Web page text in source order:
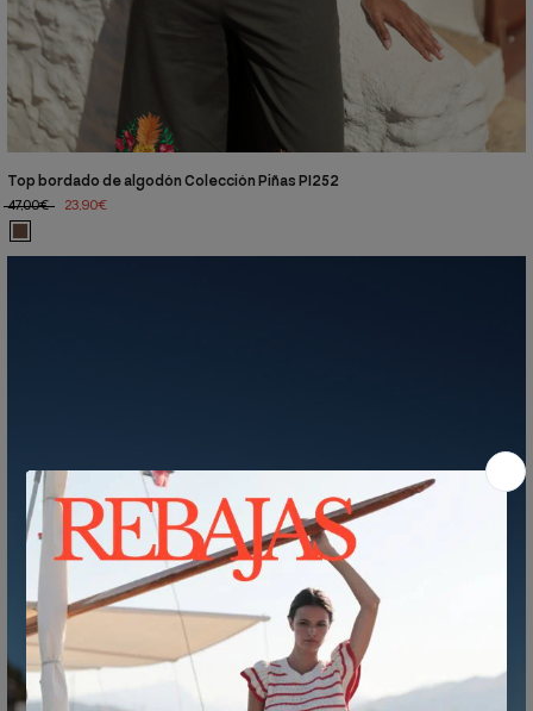
Top bordado de algodón Colección Piñas PI252
47,00€
23,90€